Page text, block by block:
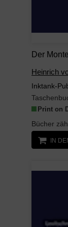
Inktank-
Print on
IN